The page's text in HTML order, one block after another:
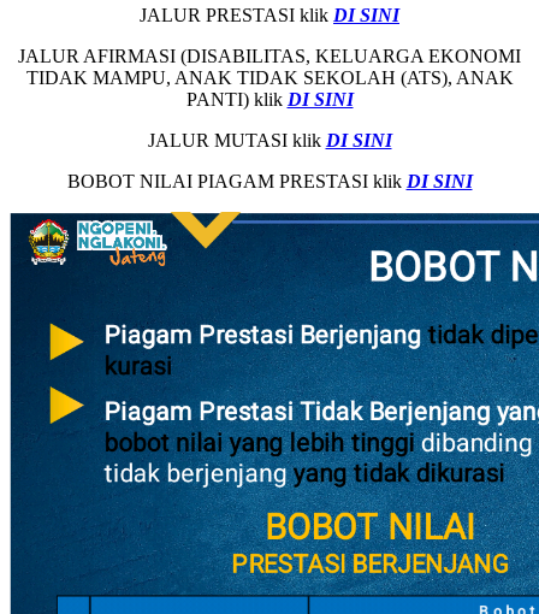
JALUR PRESTASI klik DI SINI
JALUR AFIRMASI (DISABILITAS, KELUARGA EKONOMI
TIDAK MAMPU, ANAK TIDAK SEKOLAH (ATS), ANAK
PANTI) klikDI SINI
JALUR MUTASI klikDI SINI
BOBOT NILAI PIAGAM PRESTASI klikDI SINI